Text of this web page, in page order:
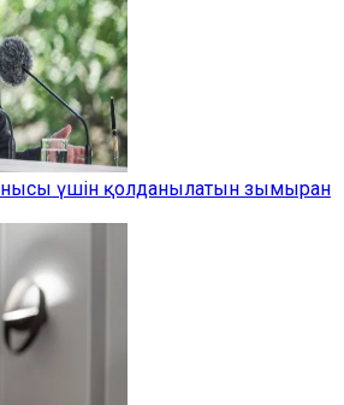
үшін қолданылатын зымыран